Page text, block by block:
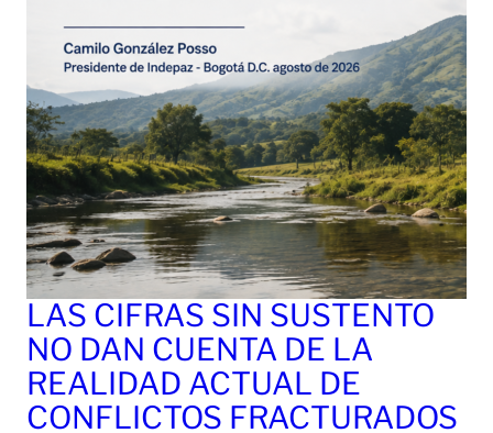
LAS CIFRAS SIN SUSTENTO
NO DAN CUENTA DE LA
REALIDAD ACTUAL DE
CONFLICTOS FRACTURADOS